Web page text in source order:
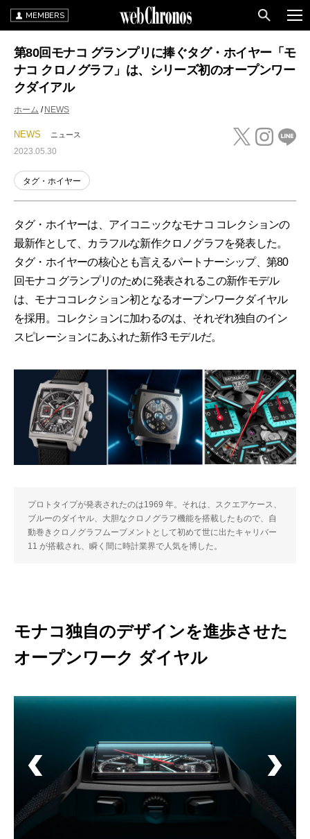
MEMBERS
第80回モナコ グランプリに捧ぐタグ・ホイヤー「モ
ナコ クロノグラフ」は、シリーズ初のオープンワー
クダイアル
ホーム NEWS
NEWS ニュース
2023.05.30
タグ・ホイヤー
タグ・ホイヤーは、アイコニックなモナコ コレクションの
最新作として、カラフルな新作クロノグラフを発表した。
タグ・ホイヤーの核心とも言えるパートナーシップ、第80
回モナコ グランプリのために発表されるこの新作モデル
は、モナココレクション初となるオープンワークダイヤル
を採用。コレクションに加わるのは、それぞれ独自のイン
スピレーションにあふれた新作3 モデルだ。
プロトタイプが発表されたのは1969 年。それは、スクエアケース、
ブルーのダイヤル、大胆なクロノグラフ機能を搭載したもので、自
動巻きクロノグラフムーブメントとして初めて世に出たキャリバー
11 が搭載され、瞬く間に時計業界で人気を博した。
モナコ独自のデザインを進歩させた
オープンワーク ダイヤル